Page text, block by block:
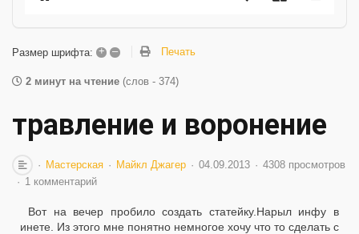
Размер шрифта: + – Печать
2 минут на чтение (слов - 374)
травление и воронение
Мастерская Майкл Джагер 04.09.2013
4308 просмотров
1 комментарий
Вот на вечер пробило создать статейку.Нарыл инфу в
инете. Из этого мне понятно немногое хочу что то сделать с